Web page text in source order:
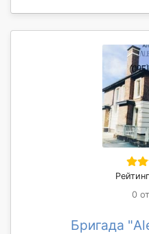
0
Бригада